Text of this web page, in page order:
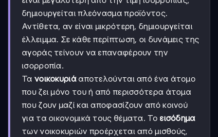
δημιουργείται πλεόνασμα προϊόντος.
Αντίθετα, αν είναι μικρότερη, δημιουργείται
έλλειμμα. Σε κάθε περίπτωση, οι δυνάμεις της
αγοράς τείνουν να επαναφέρουν την
ισορροπία.
Τα νοικοκυριάαποτελούνται από ένα άτομο
που ζει μόνο του ή από περισσότερα άτομα
που ζουν μαζί και αποφασίζουν από κοινού
για τα οικονομικά τους θέματα. Τοεισόδημα
των νοικοκυριών προέρχεται από μισθούς,